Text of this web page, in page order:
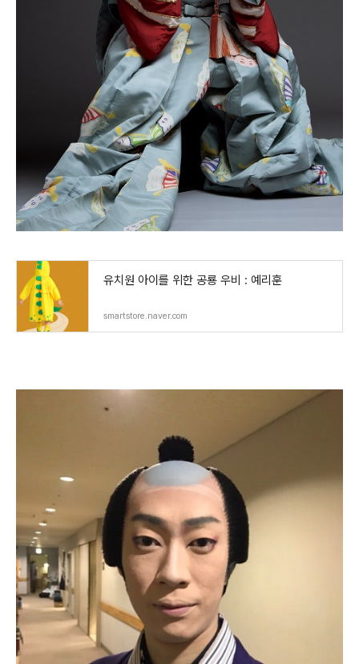
유치원 아이를 위한 공룡 우비 : 예리훈
smartstore.naver.com